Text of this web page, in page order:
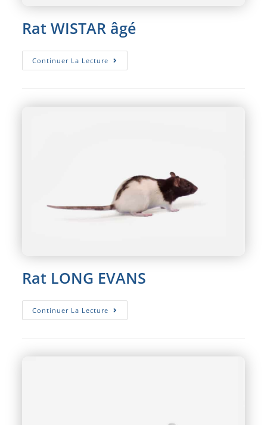
Rat WISTAR âgé
Continuer La Lecture Rat
WISTAR
Rat LONG EVANS
Continuer La Lecture Rat
LONG